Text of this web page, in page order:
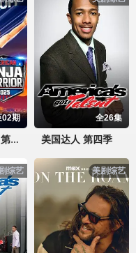
02期
美国忍者勇士 第十八季
全26集
美国达人 第四季
综艺 美剧综艺